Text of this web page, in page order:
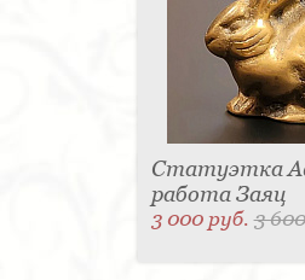
Статуэтка
работа Заяц
3 000 руб.3